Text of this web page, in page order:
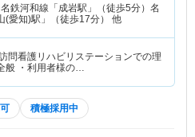
名鉄河和線「成岩駅」（徒歩5分）名
(愛知)駅」（徒歩17分） 他
問看護リハビリステーションでの理
般 ・利用者様の…
積極採用中